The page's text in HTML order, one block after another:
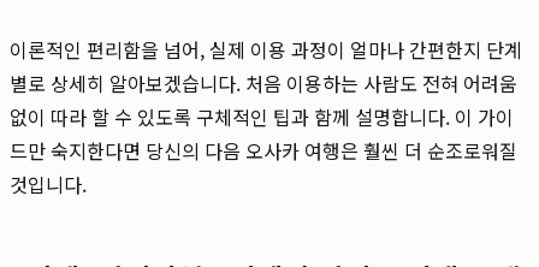
이론적인 편리함을 넘어, 실제 이용 과정이 얼마나 간편한지 단계
별로 상세히 알아보겠습니다. 처음 이용하는 사람도 전혀 어려움
없이 따라 할 수 있도록 구체적인 팁과 함께 설명합니다. 이 가이
드만 숙지한다면 당신의 다음 오사카 여행은 훨씬 더 순조로워질
것입니다.